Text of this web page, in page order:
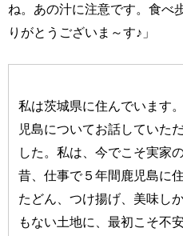
ね。あの汁に注意です。食べ
りがとうございま～す♪」
私は茨城県に住んでいます
児島についてお話していた
した。私は、今でこそ実家
昔、仕事で５年間鹿児島に
たどん、つけ揚げ、美味し
もない土地に、最初こそ不